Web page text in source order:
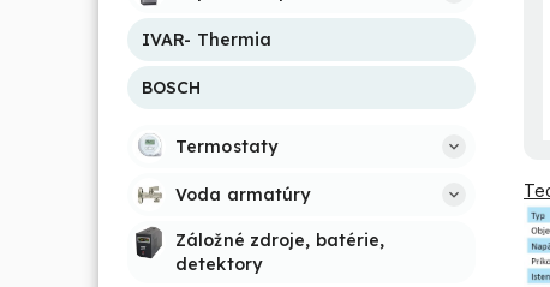
IVAR- Thermia
BOSCH
Termostaty
Voda armatúry
Záložné zdroje, batérie,
detektory